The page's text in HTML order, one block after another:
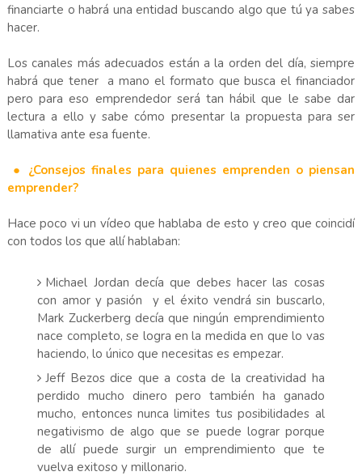
financiarte o habrá una entidad buscando algo que tú ya sabes
hacer.
Los canales más adecuados están a la orden del día, siempre
habrá que tener a mano el formato que busca el financiador
pero para eso emprendedor será tan hábil que le sabe dar
lectura a ello y sabe cómo presentar la propuesta para ser
llamativa ante esa fuente.
● ¿Consejos finales para quienes emprenden o piensan
emprender?
Hace poco vi un vídeo que hablaba de esto y creo que coincidí
con todos los que allí hablaban:
Michael Jordan decía que debes hacer las cosas
con amor y pasión y el éxito vendrá sin buscarlo,
Mark Zuckerberg decía que ningún emprendimiento
nace completo, se logra en la medida en que lo vas
haciendo, lo único que necesitas es empezar.
Jeff Bezos dice que a costa de la creatividad ha
perdido mucho dinero pero también ha ganado
mucho, entonces nunca limites tus posibilidades al
negativismo de algo que se puede lograr porque
de allí puede surgir un emprendimiento que te
vuelva exitoso y millonario.